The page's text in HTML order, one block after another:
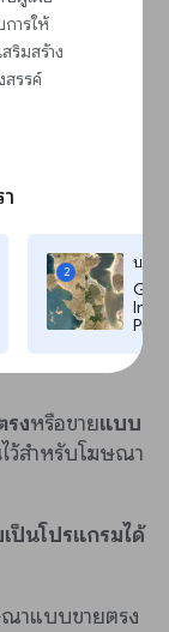
ารให้
ริมสร้าง
สรรค์
2
บทเ
Pro,
โฆษณาไว้ข้าง
ของผู้คน สภาพ
าจไม่ต้องการ
รงหรือขายแบบ
ว้สำหรับโฆษณา
ป็นโปรแกรมได้
ณาแบบขายตรง